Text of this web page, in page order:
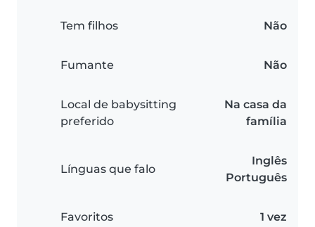
Tem filhos Não
Fumante Não
Local de babysitting
preferido
Na casa da
família
Línguas que falo
Inglês
Português
Favoritos 1 vez